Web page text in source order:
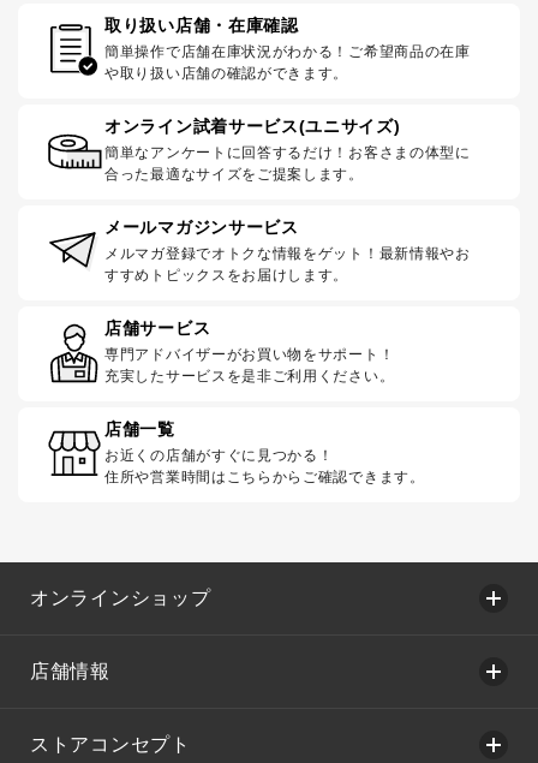
取り扱い店舗・在庫確認
簡単操作で店舗在庫状況がわかる！ご希望商品の在庫
や取り扱い店舗の確認ができます。
オンライン試着サービス(ユニサイズ)
簡単なアンケートに回答するだけ！お客さまの体型に
合った最適なサイズをご提案します。
メールマガジンサービス
メルマガ登録でオトクな情報をゲット！最新情報やお
すすめトピックスをお届けします。
店舗サービス
専門アドバイザーがお買い物をサポート！
充実したサービスを是非ご利用ください。
店舗一覧
お近くの店舗がすぐに見つかる！
住所や営業時間はこちらからご確認できます。
オンラインショップ
店舗情報
ストアコンセプト